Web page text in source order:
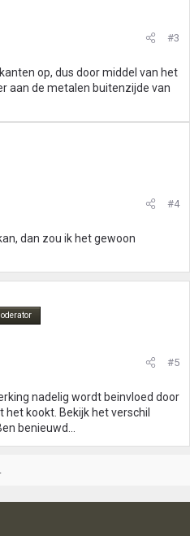
#3
op, dus door middel van het
aan de metalen buitenzijde van
#4
dan zou ik het gewoon
#5
nadelig wordt beinvloed door
kookt. Bekijk het verschil
benieuwd...